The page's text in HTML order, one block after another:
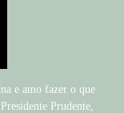
e amo fazer o que
Prudente,